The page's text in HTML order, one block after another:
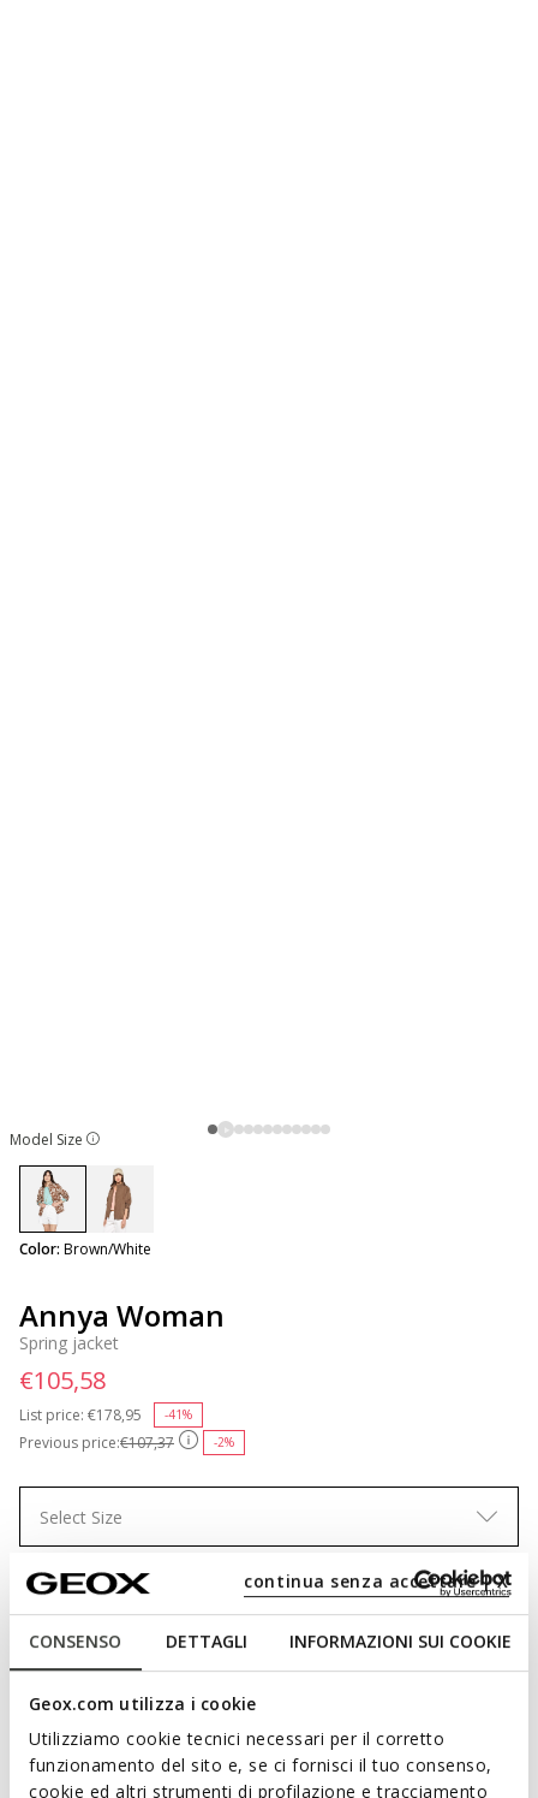
CONSENSO DETTAGLI INFORMAZIONI SUI COOKIE
Geox.com utilizza i cookie
Utilizziamo cookie tecnici necessari per il corretto
funzionamento del sito e, se ci fornisci il tuo consenso,
cookie ed altri strumenti di profilazione e tracciamento
continua senza accettare | X
Model Size
Annya Woman
Spring jacket
Previous price:€107,37 -2%
List price: Price reduced from
€178,95 -41%
€105,58
Color: Brown/White
selected
Select Size
ADD TO CART
Free returns within 30 days of the delivery date